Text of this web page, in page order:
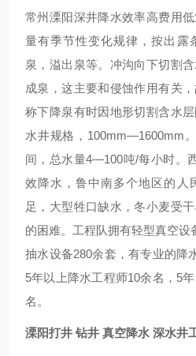
常州溧阳深井降水效率高费用
量有季节性变化规律，按出露
泉，溢出泉等。冲沟向下切割
成泉，这主要和侵蚀作用有关
称下降泉有时因地形切割含水
水井规格，100mm—1600mm
间，总水量4—100吨/每小时。
效降水，鲁中南多个地区的人
足，大型牲口缺水，冬小麦受
的困难。工程队拥有轻型真空设
抽水设备280余套，有专业的降
5年以上降水工程师10余名，5
名。
溧阳打井 钻井 真空降水 深水井